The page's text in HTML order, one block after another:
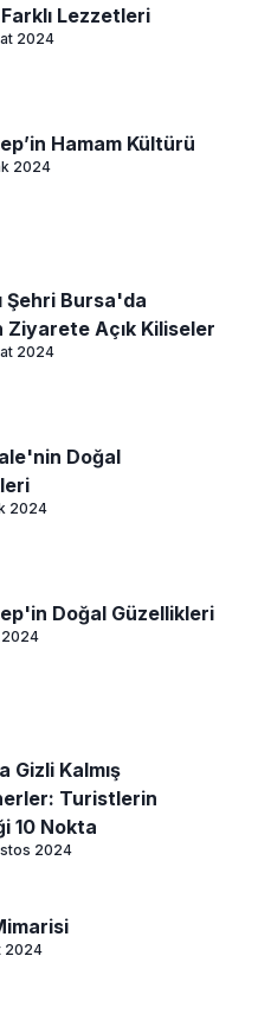
Lezzetleri
2024
Hamam Kültürü
2024
Şehri Bursa'da
Ziyarete Açık Kiliseler
2024
Doğal
2024
Doğal Güzellikleri
2024
Gizli Kalmış
Turistlerin
10 Nokta
2024
2024